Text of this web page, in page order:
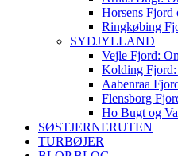
Horsens Fjord
Ringkøbing
SYDJYLLAND
Vejle Fjord:
Kolding Fjord:
Aabenraa
Flensborg
Ho Bugt og
SØSTJERNERUTEN
TURBØJER